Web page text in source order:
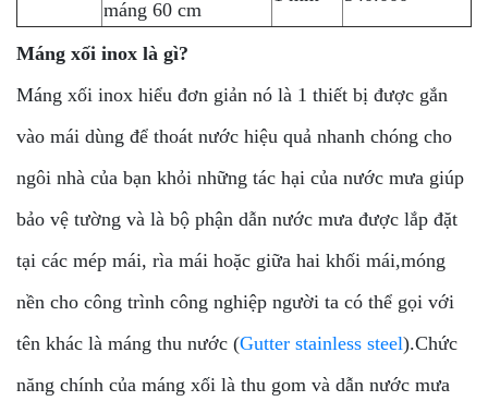
máng 60 cm
Máng xối inox là gì?
Máng xối inox hiểu đơn giản nó là 1 thiết bị được gắn
vào mái dùng để thoát nước hiệu quả nhanh chóng cho
ngôi nhà của bạn khỏi những tác hại của nước mưa giúp
bảo vệ tường và là bộ phận dẫn nước mưa được lắp đặt
tại các mép mái, rìa mái hoặc giữa hai khối mái,móng
nền cho công trình công nghiệp người ta có thể gọi với
tên khác là máng thu nước (Gutter stainless steel).Chức
năng chính của máng xối là thu gom và dẫn nước mưa